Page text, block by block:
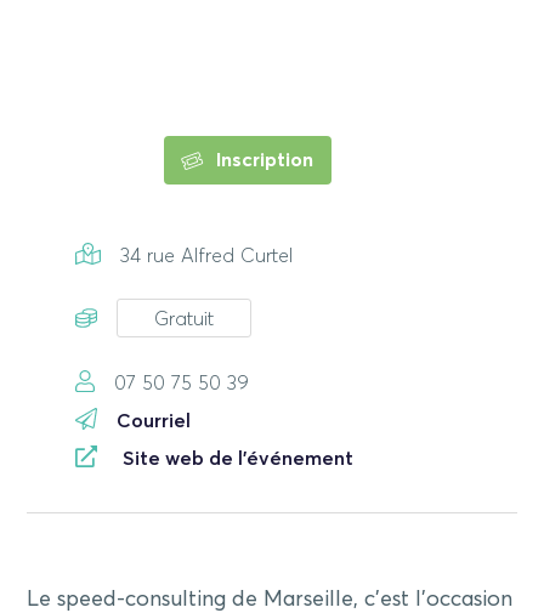
Inscription
34 rue Alfred Curtel
Gratuit
07 50 75 50 39
Courriel
Site web de l'événement
Le speed-consulting de Marseille, c’est l’occasion